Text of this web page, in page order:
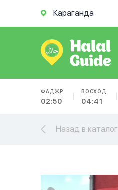
Караганда
ФАДЖР
02:50
ВОСХОД
04:41
Назад в каталог